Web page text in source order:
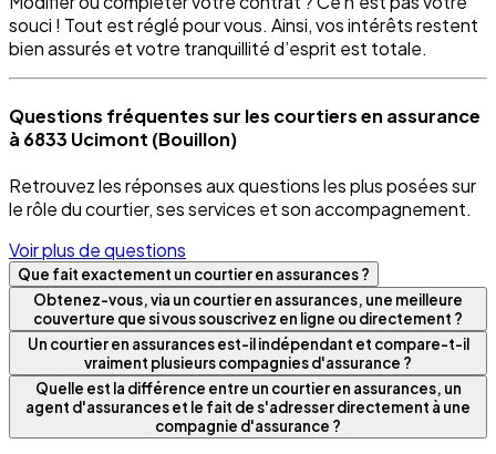
souci ! Tout est réglé pour vous. Ainsi, vos intérêts restent
bien assurés et votre tranquillité d’esprit est totale.
Questions fréquentes sur les courtiers en assurance
à 6833 Ucimont (Bouillon)
Retrouvez les réponses aux questions les plus posées sur
le rôle du courtier, ses services et son accompagnement.
Voir plus de questions
Que fait exactement un courtier en assurances ?
Obtenez-vous, via un courtier en assurances, une meilleure
couverture que si vous souscrivez en ligne ou directement ?
Un courtier en assurances est-il indépendant et compare-t-il
vraiment plusieurs compagnies d'assurance ?
Quelle est la différence entre un courtier en assurances, un
agent d'assurances et le fait de s'adresser directement à une
compagnie d'assurance ?